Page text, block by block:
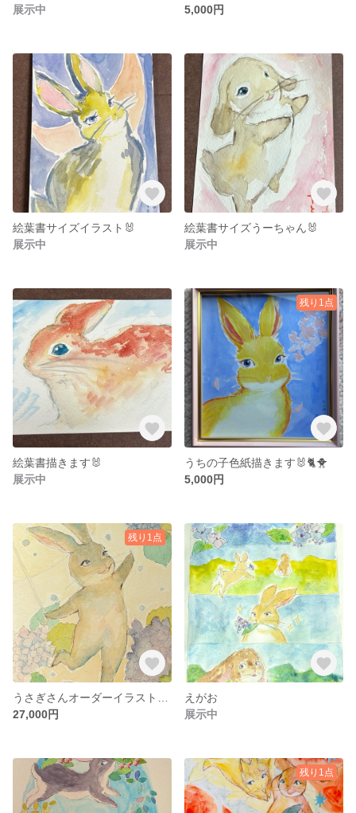
展示中
5,000円
絵葉書サイズイラスト🐰
展示中
絵葉書サイズうーちゃん🐰
展示中
絵葉書描きます🐰
展示中
残り1点
うちの子色紙描きます🐰🐈🐥
5,000円
残り1点
27,000円
えがお
展示中
残り1点